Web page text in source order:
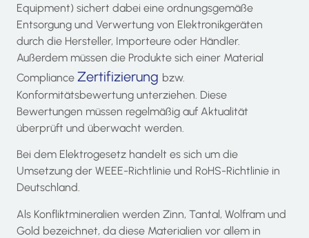
Equipment) sichert dabei eine ordnungsgemäße
Entsorgung und Verwertung von Elektronikgeräten
durch die Hersteller, Importeure oder Händler.
Außerdem müssen die Produkte sich einer Material
Compliance Zertifizierung bzw.
Konformitätsbewertung unterziehen. Diese
Bewertungen müssen regelmäßig auf Aktualität
überprüft und überwacht werden.
Bei dem Elektrogesetz handelt es sich um die
Umsetzung der WEEE-Richtlinie und RoHS-Richtlinie in
Deutschland.
Als Konfliktmineralien werden Zinn, Tantal, Wolfram und
Gold bezeichnet, da diese Materialien vor allem in